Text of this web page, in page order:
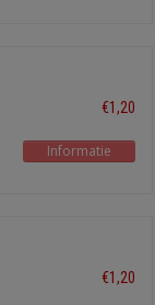
€1,20
Informatie
€1,20